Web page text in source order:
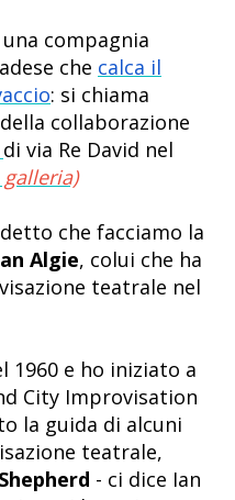
compagnia
che calca il
: si chiama
collaborazione
di via Re David nel
che facciamo la
Algie, colui che ha
teatrale nel
1960 e ho iniziato a
City Improvisation
la guida di alcuni
teatrale,
- ci dice Ian